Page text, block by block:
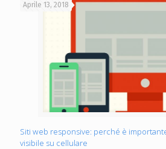
Aprile 13, 2018
Siti web responsive: perché è
visibile su cellulare